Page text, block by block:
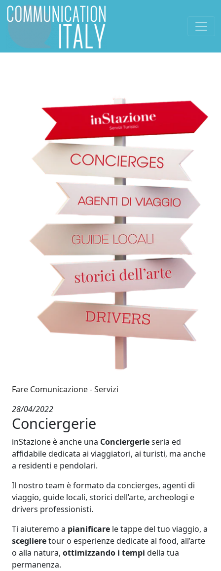
Fare Comunicazione Servizi
28/04/2022
Conciergerie
inStazione è anche una Conciergerieseria ed
affidabile dedicata ai viaggiatori, ai turisti, ma anche
a residenti e pendolari.
Il nostro team è formato da concierges, agenti di
viaggio, guide locali, storici dell’arte, archeologi e
drivers professionisti.
Ti aiuteremo a pianificare le tappe del tuo viaggio, a
sceglieretour o esperienze dedicate al food, all’arte
o alla natura, ottimizzando i tempi della tua
permanenza.